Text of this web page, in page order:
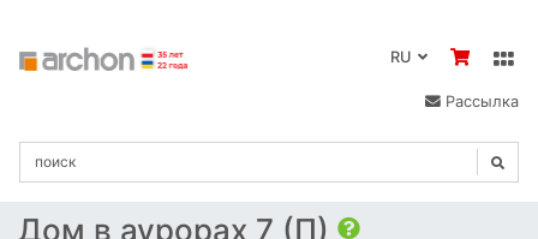
Рассылка
Дом в аурорах 7 (П)